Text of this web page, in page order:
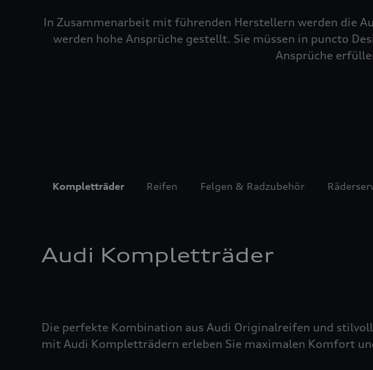
In Zusammenarbeit mit führenden Herstellern werden die
werden hohe Ansprüche gestellt. Sie müssen in puncto
Ansprüche
Kompletträder Reifen Felgen & Radzubehör
Audi Kompletträder
Die perfekte Kombination aus Audi Originalreifen und
mit Audi Kompletträdern erleben Sie maximalen Komfort